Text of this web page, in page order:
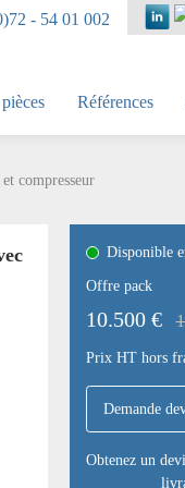
Références
- 54 01 002
compresseur
Disponible
Offre pack
10.500 €
Prix HT hors
Demande
Obtenez un